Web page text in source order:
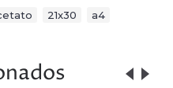
21x30 a4